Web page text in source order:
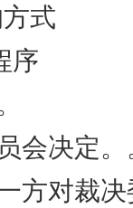
式
序
决定。
对裁决